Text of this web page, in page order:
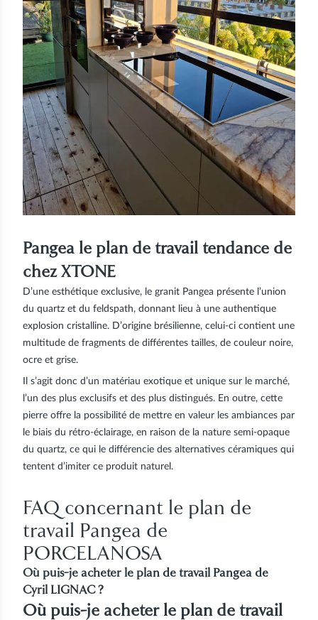
Pangea le plan de travail tendance de
chez XTONE
D’une esthétique exclusive, le granit Pangea présente l’union
du quartz et du feldspath, donnant lieu à une authentique
explosion cristalline. D’origine brésilienne, celui-ci contient une
multitude de fragments de différentes tailles, de couleur noire,
ocre et grise.
Il s’agit donc d’un matériau exotique et unique sur le marché,
l’un des plus exclusifs et des plus distingués. En outre, cette
pierre offre la possibilité de mettre en valeur les ambiances par
le biais du rétro-éclairage, en raison de la nature semi-opaque
du quartz, ce qui le différencie des alternatives céramiques qui
tentent d’imiter ce produit naturel.
FAQ concernant le plan de
travail Pangea de
PORCELANOSA
Où puis-je acheter le plan de travail Pangea de
Cyril LIGNAC ?
Où puis-je acheter le plan de travail